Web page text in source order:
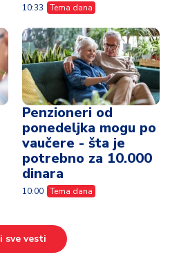
10:33 Tema dana
Penzioneri od
ponedeljka mogu po
vaučere - šta je
potrebno za 10.000
dinara
10:00 Tema dana
sve vesti